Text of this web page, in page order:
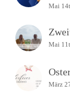
Mai
Mai
März